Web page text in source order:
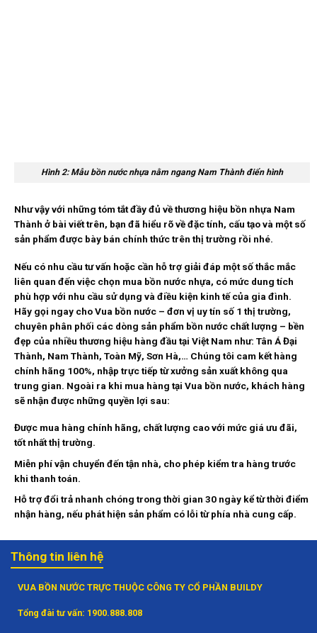
Hình 2: Mẫu bồn nước nhựa nằm ngang Nam Thành điển hình
Như vậy với những tóm tắt đầy đủ về thương hiệu bồn nhựa Nam
Thành ở bài viết trên, bạn đã hiểu rõ về đặc tính, cấu tạo và một số
sản phẩm được bày bán chính thức trên thị trường rồi nhé.
Nếu có nhu cầu tư vấn hoặc cần hỗ trợ giải đáp một số thắc mắc
liên quan đến việc chọn mua bồn nước nhựa, có mức dung tích
phù hợp với nhu cầu sử dụng và điều kiện kinh tế của gia đình.
Hãy gọi ngay cho Vua bồn nước – đơn vị uy tín số 1 thị trường,
chuyên phân phối các dòng sản phẩm bồn nước chất lượng – bền
đẹp của nhiều thương hiệu hàng đầu tại Việt Nam như: Tân Á Đại
Thành, Nam Thành, Toàn Mỹ, Sơn Hà,… Chúng tôi cam kết hàng
chính hãng 100%, nhập trực tiếp từ xưởng sản xuất không qua
trung gian. Ngoài ra khi mua hàng tại Vua bồn nước, khách hàng
sẽ nhận được những quyền lợi sau:
Được mua hàng chính hãng, chất lượng cao với mức giá ưu đãi,
tốt nhất thị trường.
Miễn phí vận chuyển đến tận nhà, cho phép kiểm tra hàng trước
khi thanh toán.
Hỗ trợ đổi trả nhanh chóng trong thời gian 30 ngày kể từ thời điểm
nhận hàng, nếu phát hiện sản phẩm có lỗi từ phía nhà cung cấp.
Thông tin liên hệ
VUA BỒN NƯỚC TRỰC THUỘC CÔNG TY CỔ PHẦN BUILDY
Tổng đài tư vấn: 1900.888.808